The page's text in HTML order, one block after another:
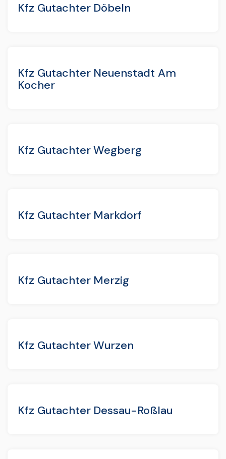
Kfz Gutachter Döbeln
Kfz Gutachter Neuenstadt Am
Kocher
Kfz Gutachter Wegberg
Kfz Gutachter Markdorf
Kfz Gutachter Merzig
Kfz Gutachter Wurzen
Kfz Gutachter Dessau-Roßlau